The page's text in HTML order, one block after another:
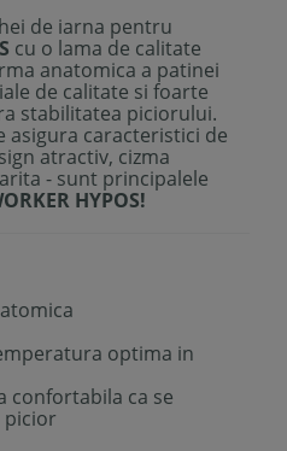
de iarna pentru
cu o lama de calitate
anatomica a patinei
de calitate si foarte
stabilitatea piciorului.
asigura caracteristici de
atractiv, cizma
- sunt principalele
HYPOS!
optima in
confortabila ca se
picior